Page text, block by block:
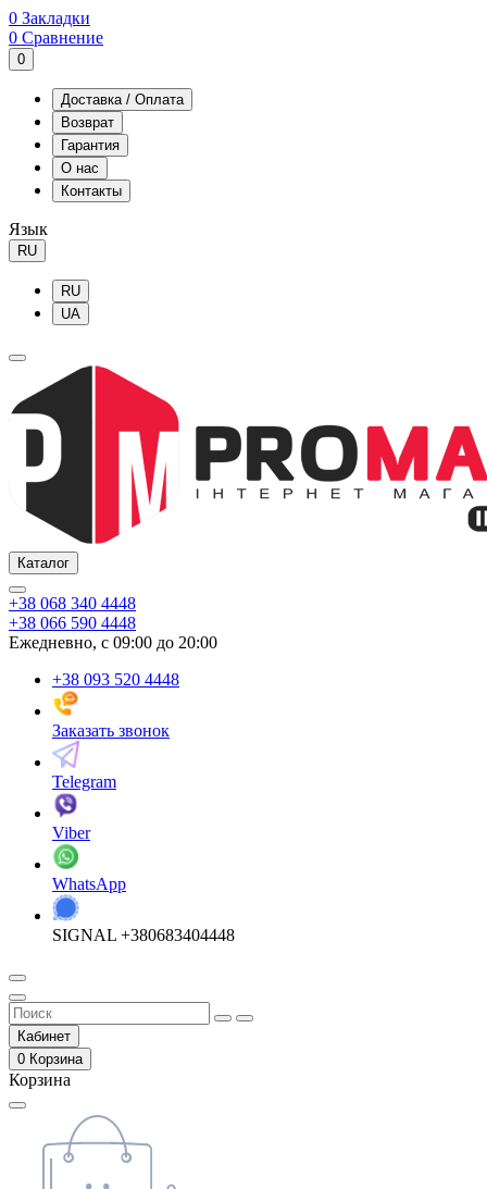
0 Закладки
0 Сравнение
0
Доставка / Оплата
Возврат
Гарантия
О нас
Контакты
Язык
RU
RU
UA
Каталог
+38 068 340 4448
+38 066 590 4448
Ежедневно, с 09:00 до 20:00
+38 093 520 4448
Заказать звонок
Telegram
Viber
WhatsApp
SIGNAL +380683404448
Кабинет
0 Корзина
Корзина